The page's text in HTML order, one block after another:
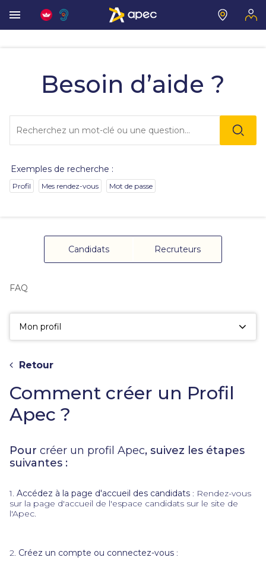
description
de
la
Besoin d’aide ?
Exemples de recherche :
Profil Mes rendez-vous Mot de passe
Candidats Recruteurs
FAQ
Mon profil
Retour
Comment créer un Profil
Apec ?
Pour créer un profil Apec, suivez les étapes
suivantes :
1. Accédez à la page d'accueil des candidats : Rendez-vous
sur la page d'accueil de l'espace candidats sur le site de
l'Apec.
2. Créez un compte ou connectez-vous :